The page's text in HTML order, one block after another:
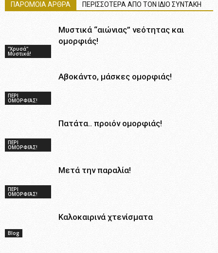
ΠΑΡΟΜΟΙΑ ΑΡΘΡΑ ΠΕΡΙΣΣΟΤΕΡΑ ΑΠΟ ΤΟΝ ΙΔΙΟ ΣΥΝΤΑΚΗ
"Χρυσά"
Μυστικά!
Μυστικά “αιώνιας” νεότητας και
ομορφιάς!
ΠΕΡΙ
ΟΜΟΡΦΙΆΣ!
Αβοκάντο, μάσκες ομορφιάς!
ΠΕΡΙ
ΟΜΟΡΦΙΆΣ!
Πατάτα.. προιόν ομορφιάς!
ΠΕΡΙ
ΟΜΟΡΦΙΆΣ!
Μετά την παραλία!
Blog
Καλοκαιρινά χτενίσματα